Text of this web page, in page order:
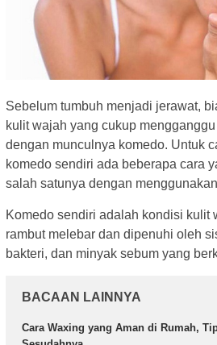
Sebelum tumbuh menjadi jerawat,
kulit wajah yang cukup
dengan munculnya komedo. Untuk
komedo sendiri ada beberapa cara
salah satunya dengan
Komedo sendiri adalah kondisi kulit
rambut melebar dan dipenuhi oleh
bakteri, dan minyak sebum yang
BACAAN LAINNYA
Cara Waxing yang Aman di Rumah,